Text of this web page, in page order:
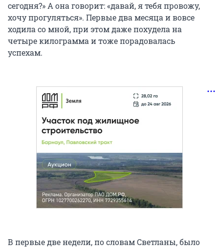
сегодня?» А она говорит: «давай, я тебя провожу,
хочу прогуляться». Первые два месяца и вовсе
ходила со мной, при этом даже похудела на
четыре килограмма и тоже порадовалась
успехам.
В первые две недели, по словам Светланы, было